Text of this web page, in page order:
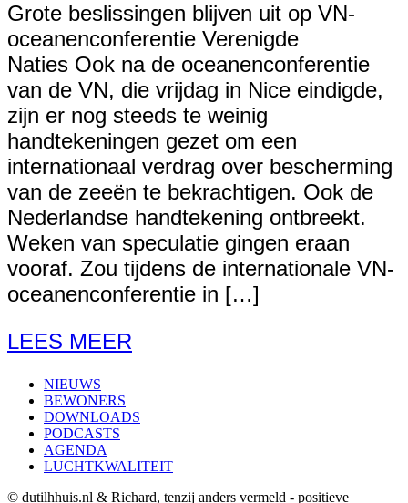
Grote beslissingen blijven uit op VN-
oceanenconferentie Verenigde
Naties Ook na de oceanenconferentie
van de VN, die vrijdag in Nice eindigde,
zijn er nog steeds te weinig
handtekeningen gezet om een
internationaal verdrag over bescherming
van de zeeën te bekrachtigen. Ook de
Nederlandse handtekening ontbreekt.
Weken van speculatie gingen eraan
vooraf. Zou tijdens de internationale VN-
oceanenconferentie in […]
LEES MEER
NIEUWS
BEWONERS
DOWNLOADS
PODCASTS
AGENDA
LUCHTKWALITEIT
© dutilhhuis.nl & Richard, tenzij anders vermeld - positieve